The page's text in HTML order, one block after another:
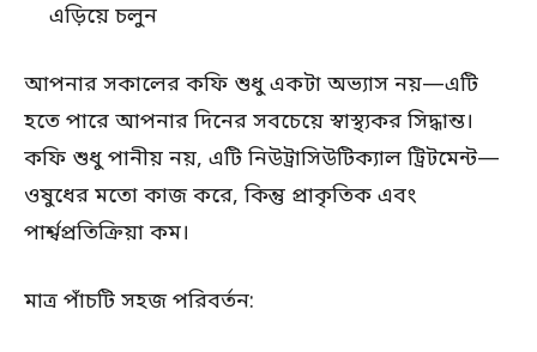
এড়িয়ে চলুন
আপনার সকালের কফি শুধু একটা অভ্যাস নয়—এটি
হতে পারে আপনার দিনের সবচেয়ে স্বাস্থ্যকর সিদ্ধান্ত।
কফি শুধু পানীয় নয়, এটি নিউট্রাসিউটিক্যাল ট্রিটমেন্ট—
ওষুধের মতো কাজ করে, কিন্তু প্রাকৃতিক এবং
পার্শ্বপ্রতিক্রিয়া কম।
মাত্র পাঁচটি সহজ পরিবর্তন: